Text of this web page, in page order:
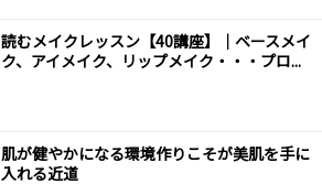
読むメイクレッスン【40講座】｜ベースメイ
ク、アイメイク、リップメイク・・・プロ...
肌が健やかになる環境作りこそが美肌を手に
入れる近道